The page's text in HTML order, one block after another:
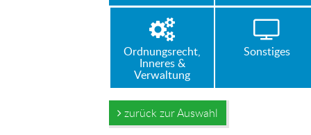
Ordnungsrecht,
Inneres &
Verwaltung
Sonstiges
zurück zur Auswahl